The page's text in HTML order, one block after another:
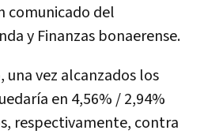
comunicado del
y Finanzas bonaerense.
vez alcanzados los
en 4,56% / 2,94%
respectivamente, contra